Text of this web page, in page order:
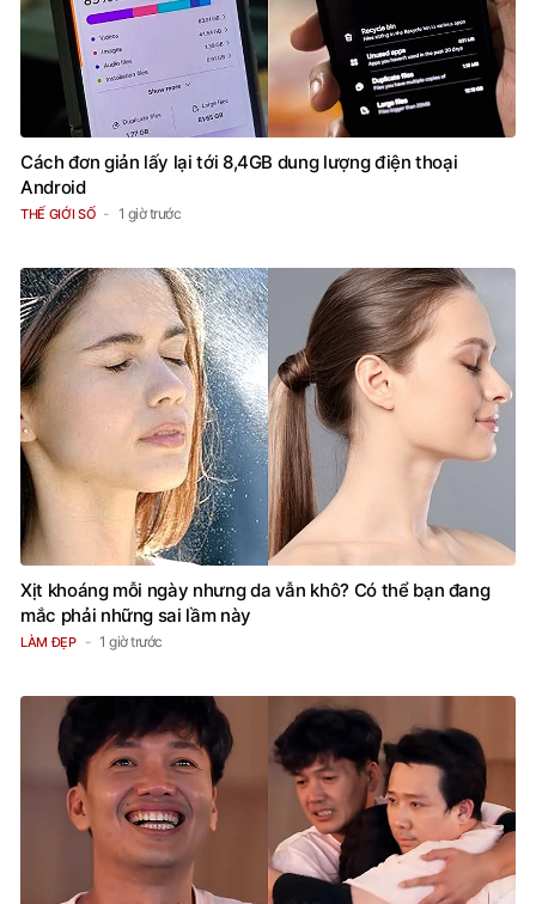
Cách đơn giản lấy lại tới 8,4GB dung lượng điện thoại
Android
THẾ GIỚI SỐ 1 giờ trước
Xịt khoáng mỗi ngày nhưng da vẫn khô? Có thể bạn đang
mắc phải những sai lầm này
LÀM ĐẸP 1 giờ trước